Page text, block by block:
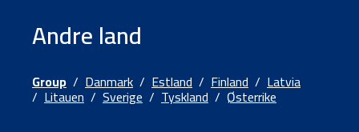
Andre land
Group / Danmark / Estland / Finland / Latvia
/ Litauen / Sverige / Tyskland / Østerrike